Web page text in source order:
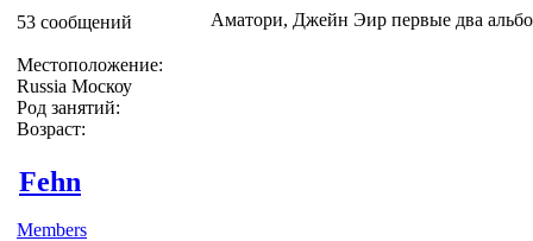
53 сообщений
Местоположение:
Russia Москоу
Род занятий:
Возраст:
Аматори, Джейн Эир первые два
Fehn
Members